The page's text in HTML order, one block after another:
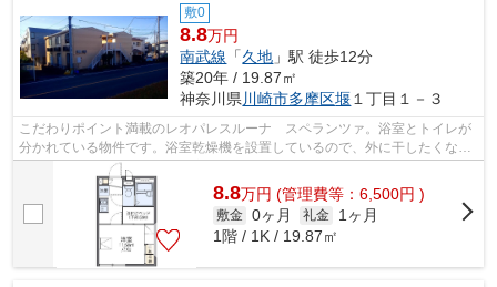
敷0
8.8万円
南武線 「久地 」駅 徒歩12分
築20年 / 19.87㎡
神奈川県川崎市多摩区堰１丁目１－３
こだわりポイント満載のレオパレスルーナ スペランツァ。浴室とトイレが
分かれている物件です。浴室乾燥機を設置しているので、外に干したくない
日でもバスルームに干せば効率よくカ...
8.8万円 (管理費等：6,500円 )
敷金 0ヶ月 礼金
1ヶ月
1階 / 1K / 19.87㎡